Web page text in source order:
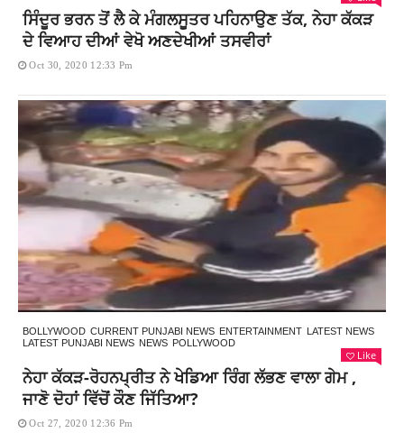
ਸਿੰਦੂਰ ਭਰਨ ਤੋਂ ਲੈ ਕੇ ਮੰਗਲਸੂਤਰ ਪਹਿਨਾਉਣ ਤੱਕ, ਨੇਹਾ ਕੱਕੜ
ਦੇ ਵਿਆਹ ਦੀਆਂ ਵੇਖੋ ਅਣਦੇਖੀਆਂ ਤਸਵੀਰਾਂ
Oct 30, 2020 12:33 Pm
BOLLYWOOD CURRENT PUNJABI NEWS ENTERTAINMENT LATEST NEWS
LATEST PUNJABI NEWS NEWS POLLYWOOD
Like
ਨੇਹਾ ਕੱਕੜ-ਰੋਹਨਪ੍ਰੀਤ ਨੇ ਖੇਡਿਆ ਰਿੰਗ ਲੱਭਣ ਵਾਲਾ ਗੇਮ ,
ਜਾਣੋ ਦੋਹਾਂ ਵਿੱਚੋਂ ਕੌਣ ਜਿੱਤਿਆ?
Oct 27, 2020 12:36 Pm